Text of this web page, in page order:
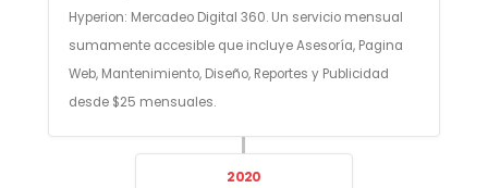
Hyperion: Mercadeo Digital 360. Un servicio mensual
sumamente accesible que incluye Asesoría, Pagina
Web, Mantenimiento, Diseño, Reportes y Publicidad
desde $25 mensuales.
2020